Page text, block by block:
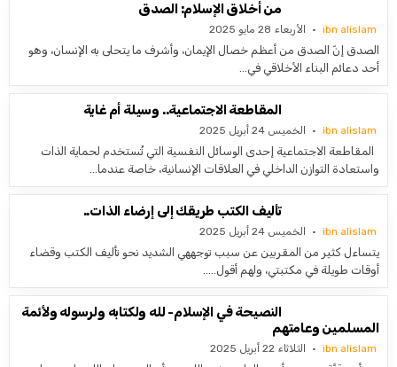
من أخلاق الإسلام: الصدق
ibn alislam الأربعاء 28 مايو 2025
الصدق إنّ الصدق من أعظم خصال الإيمان، وأشرف ما يتحلى به الإنسان، وهو
أحد دعائم البناء الأخلاقي في…
المقاطعة الاجتماعية.. وسيلة أم غاية
ibn alislam الخميس 24 أبريل 2025
المقاطعة الاجتماعية إحدى الوسائل النفسية التي تُستخدم لحماية الذات
واستعادة التوازن الداخلي في العلاقات الإنسانية، خاصة عندما…
تأليف الكتب طريقك إلى إرضاء الذات..
ibn alislam الخميس 24 أبريل 2025
يتساءل كثير من المقربين عن سبب توجههي الشديد نحو تأليف الكتب وقضاء
أوقات طويلة في مكتبتي، ولهم أقول…..
النصيحة في الإسلام- لله ولكتابه ولرسوله ولأئمة
المسلمين وعامتهم
ibn alislam الثلاثاء 22 أبريل 2025